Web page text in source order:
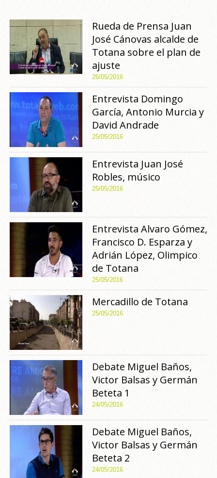
Rueda de Prensa Juan
José Cánovas alcalde de
Totana sobre el plan de
ajuste
26/05/2016
Entrevista Domingo
García, Antonio Murcia y
David Andrade
25/05/2016
Entrevista Juan José
Robles, músico
25/05/2016
Entrevista Alvaro Gómez,
Francisco D. Esparza y
Adrián López, Olimpico
de Totana
25/05/2016
Mercadillo de Totana
25/05/2016
Debate Miguel Baños,
Victor Balsas y Germán
Beteta 1
24/05/2016
Debate Miguel Baños,
Victor Balsas y Germán
Beteta 2
24/05/2016